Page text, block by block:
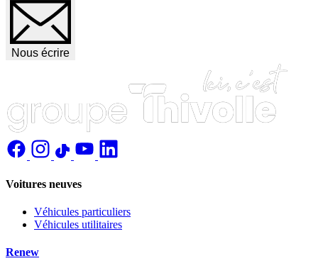
Nous écrire
Voitures neuves
Véhicules particuliers
Véhicules utilitaires
Renew